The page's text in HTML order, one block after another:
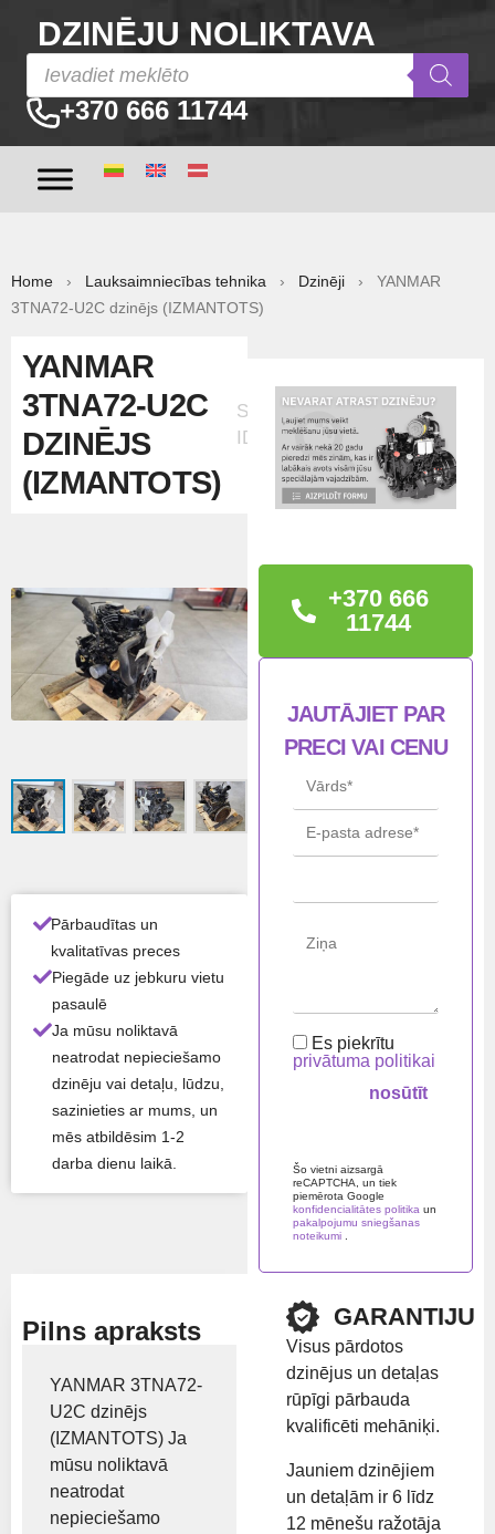
DZINĒJU NOLIKTAVA
+370 666 11744
Home › Lauksaimniecības tehnika › Dzinēji › YANMAR
3TNA72-U2C dzinējs (IZMANTOTS)
YANMAR
3TNA72-U2C
DZINĒJS
(IZMANTOTS)
Sludinājuma
ID:25127
Pārbaudītas un
kvalitatīvas preces
Piegāde uz jebkuru vietu
pasaulē
Ja mūsu noliktavā
neatrodat nepieciešamo
dzinēju vai detaļu, lūdzu,
sazinieties ar mums, un
mēs atbildēsim 1-2
darba dienu laikā.
INFORMĀCIJA
DZINĒJS YANMAR
STĀ
Lietots
Ražo
Yanmar
13,7 kW
Visas produkta īpašības ›
Atlikums:Ir noliktavā
Preču zīme:
Rādīt cenu
Pilns apraksts
YANMAR 3TNA72-
U2C dzinējs
(IZMANTOTS) Ja
mūsu noliktavā
neatrodat
nepieciešamo
+370 666
11744
JAUTĀJIET PAR
PRECI VAI CENU
Es piekrītu
privātuma politikai
leave
this
field
empty.
Šo vietni aizsargā
reCAPTCHA, un tiek
piemērota Google
konfidencialitātes politika un
pakalpojumu sniegšanas
noteikumi
GARANTIJU
Visus pārdotos
dzinējus un detaļas
rūpīgi pārbauda
kvalificēti mehāniķi.
Jauniem dzinējiem
un detaļām ir 6 līdz
12 mēnešu ražotāja